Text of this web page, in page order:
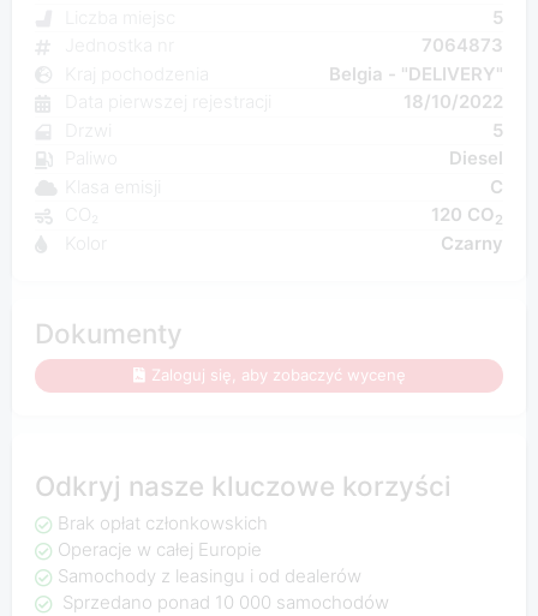
5
7064873
Belgia - "DELIVERY"
18/10/2022
5
Paliwo
Diesel
Klasa emisji
C
CO₂
120 CO2
Kolor Czarny
Dokumenty
Zaloguj się, aby zobaczyć wycenę
Odkryj nasze kluczowe korzyści
Brak opłat członkowskich
Operacje w całej Europie
Samochody z leasingu i od dealerów
Sprzedano ponad 10 000 samochodów